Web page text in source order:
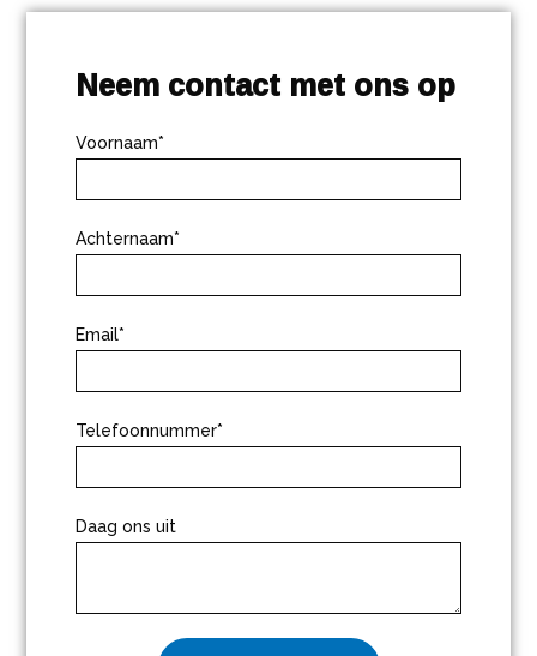
Neem contact met ons op
Voornaam*
Achternaam*
Email*
Telefoonnummer*
Daag ons uit